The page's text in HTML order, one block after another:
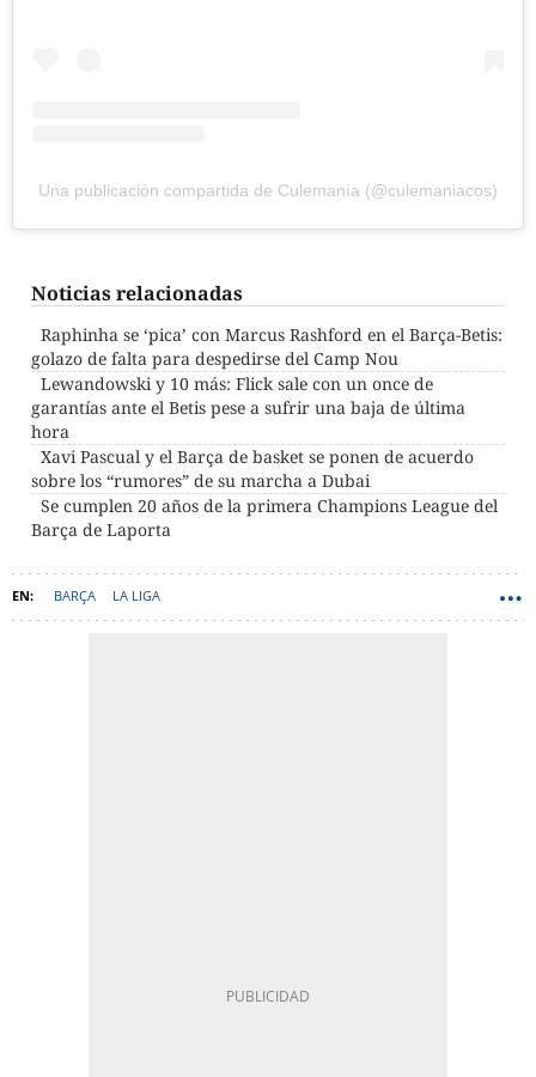
Una publicación compartida de Culemanía (@culemaniacos)
Noticias relacionadas
Raphinha se ‘pica’ con Marcus Rashford en el Barça-Betis:
golazo de falta para despedirse del Camp Nou
Lewandowski y 10 más: Flick sale con un once de
garantías ante el Betis pese a sufrir una baja de última
hora
Xavi Pascual y el Barça de basket se ponen de acuerdo
sobre los “rumores” de su marcha a Dubai
Se cumplen 20 años de la primera Champions League del
Barça de Laporta
BARÇA LA LIGA